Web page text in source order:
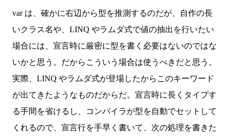
var は、確かに右辺から型を推測するのだが、自作の長
いクラス名や、LINQ やラムダ式で値の抽出を行いたい
場合には、宣言時に厳密に型を書く必要はないのではな
いかと思う。だからこういう場合は使うべきだと思う。
実際、LINQ やラムダ式が登場したからこのキーワード
が出てきたようなものだからだ。宣言時に長くタイプす
る手間を省けるし、コンパイラが型を自動でセットして
くれるので、宣言行を手早く書いて、次の処理を書きた